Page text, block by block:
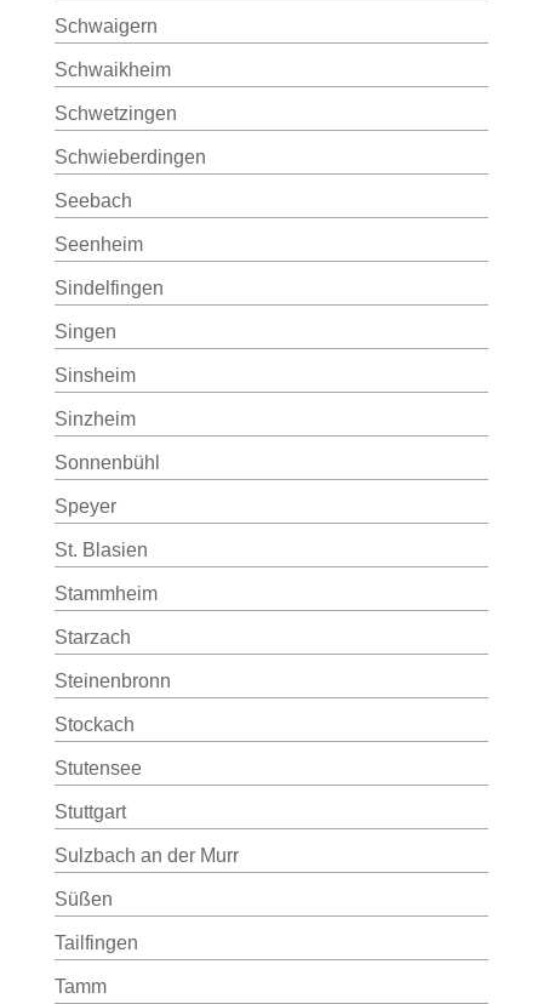
Schwaigern
Schwaikheim
Schwetzingen
Schwieberdingen
Seebach
Seenheim
Sindelfingen
Singen
Sinsheim
Sinzheim
Sonnenbühl
Speyer
St. Blasien
Stammheim
Starzach
Steinenbronn
Stockach
Stutensee
Stuttgart
Sulzbach an der Murr
Süßen
Tailfingen
Tamm